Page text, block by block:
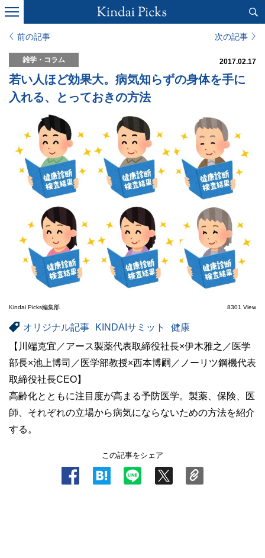
前の記事 次の記事
雑学・コラム 2017.02.17
若い人ほど効果大。病気知らずの身体を手に
入れる、とっておきの方法
Kindai Picks編集部 8301 View
オリジナル記事 KINDAIサミット
健康
【川端克宜／アース製薬代表取締役社長×伊木雅之／医学
部長×池上博司／医学部教授×西本博嗣／ノーリツ鋼機代表
取締役社長CEO】
高齢化とともに注目度が高まる予防医学。製薬、保険、医
師、それぞれの立場から病気にならないための方法を紹介
する。
この記事をシェア